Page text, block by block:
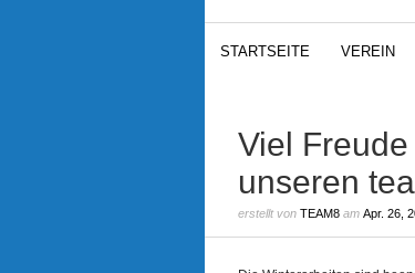
STARTSEITE VEREIN
Viel
unseren
erstellt von TEAM8am Apr. 26,